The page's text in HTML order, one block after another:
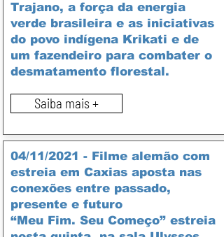
Trajano, a força da energia
verde brasileira e as iniciativas
do povo indígena Krikati e de
um fazendeiro para combater o
desmatamento florestal.
Saiba mais +
04/11/2021 - Filme alemão com
estreia em Caxias aposta nas
conexões entre passado,
presente e futuro
“Meu Fim. Seu Começo” estreia